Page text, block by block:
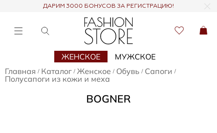
ДАРИМ 3000 БОНУСОВ ЗА РЕГИСТРАЦИЮ!
ЖЕНСКОЕ
МУЖСКОЕ
Главная / Каталог / Женское / Обувь / Сапоги /
Полусапоги из кожи и меха
BOGNER